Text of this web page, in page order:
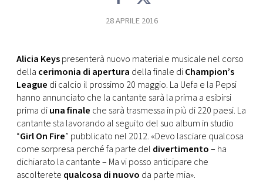
28 APRILE 2016
Alicia Keyspresenterà nuovo materiale musicale nel corso
della cerimonia di apertura della finale diChampion’s
League di calcio il prossimo 20 maggio. La Uefa e la Pepsi
hanno annunciato che la cantante sarà la prima a esibirsi
prima diuna finale che sarà trasmessa in più di 220 paesi. La
cantante sta lavorando al seguito del suo album in studio
“Girl On Fire” pubblicato nel 2012. «Devo lasciare qualcosa
come sorpresa perché fa parte del divertimento– ha
dichiarato la cantante – Ma vi posso anticipare che
ascolterete qualcosa di nuovo da parte mia».